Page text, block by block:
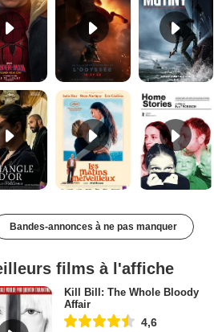
Les Matins merveilleux Bande-annonce VF Home stories Bande-annonce VO STFR
Bandes-annonces à ne pas manquer
films à l'affiche
Kill Bill: The Whole Bloody
Affair
4,6